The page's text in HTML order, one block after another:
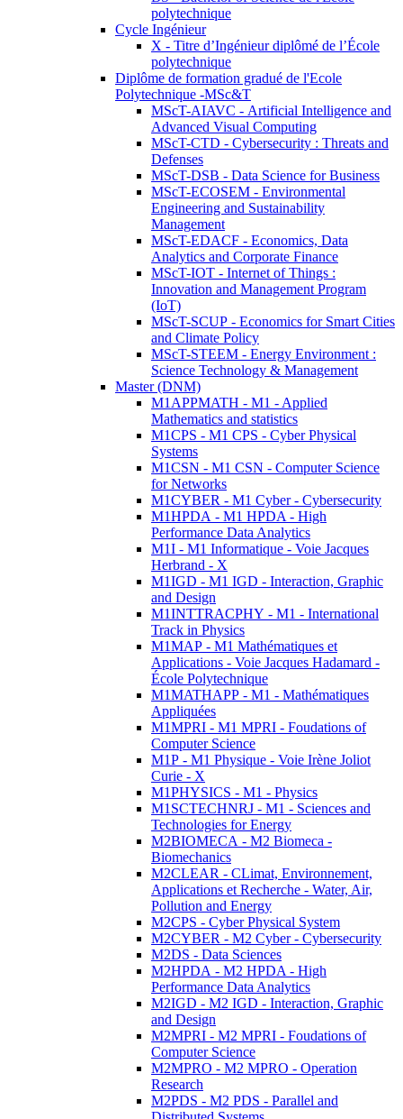
polytechnique
Cycle Ingénieur
X - Titre d’Ingénieur diplômé de l’École
polytechnique
Diplôme de formation gradué de l'Ecole
Polytechnique -MSc&T
MScT-AIAVC - Artificial Intelligence and
Advanced Visual Computing
MScT-CTD - Cybersecurity : Threats and
Defenses
MScT-DSB - Data Science for Business
MScT-ECOSEM - Environmental
Engineering and Sustainability
Management
MScT-EDACF - Economics, Data
Analytics and Corporate Finance
MScT-IOT - Internet of Things :
Innovation and Management Program
(IoT)
MScT-SCUP - Economics for Smart Cities
and Climate Policy
MScT-STEEM - Energy Environment :
Science Technology & Management
Master (DNM)
M1APPMATH - M1 - Applied
Mathematics and statistics
M1CPS - M1 CPS - Cyber Physical
Systems
M1CSN - M1 CSN - Computer Science
for Networks
M1CYBER - M1 Cyber - Cybersecurity
M1HPDA - M1 HPDA - High
Performance Data Analytics
M1I - M1 Informatique - Voie Jacques
Herbrand - X
M1IGD - M1 IGD - Interaction, Graphic
and Design
M1INTTRACPHY - M1 - International
Track in Physics
M1MAP - M1 Mathématiques et
Applications - Voie Jacques Hadamard -
École Polytechnique
M1MATHAPP - M1 - Mathématiques
Appliquées
M1MPRI - M1 MPRI - Foudations of
Computer Science
M1P - M1 Physique - Voie Irène Joliot
Curie - X
M1PHYSICS - M1 - Physics
M1SCTECHNRJ - M1 - Sciences and
Technologies for Energy
M2BIOMECA - M2 Biomeca -
Biomechanics
M2CLEAR - CLimat, Environnement,
Applications et Recherche - Water, Air,
Pollution and Energy
M2CPS - Cyber Physical System
M2CYBER - M2 Cyber - Cybersecurity
M2DS - Data Sciences
M2HPDA - M2 HPDA - High
Performance Data Analytics
M2IGD - M2 IGD - Interaction, Graphic
and Design
M2MPRI - M2 MPRI - Foudations of
Computer Science
M2MPRO - M2 MPRO - Operation
Research
M2PDS - M2 PDS - Parallel and